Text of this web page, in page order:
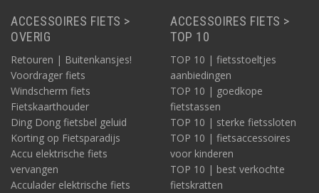
ACCESSOIRES FIETS >
OVERIG
Retouren | Buitenkansjes!
Voordrager fiets
Windscherm fiets
Fietskaarthouder
Ding Dong fietsbel geluid
Korting op Fietsparadijs
Accu elektrische fiets
vervangen
Acculader elektrische fiets
ACCESSOIRES FIETS >
TOP 10
TOP 10 | fietsstoeltjes
aanbiedingen
TOP 10 | goedkope
fietstassen
TOP 10 | sterke fietssloten
TOP 10 | fietsaccessoires
voor kinderen
TOP 10 | best verkochte
fietskratten